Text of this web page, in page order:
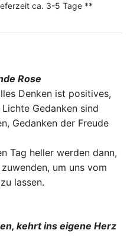
ca. 3-5 Tage **
Rose
Denken ist positives,
Gedanken sind
Gedanken der Freude
Tag heller werden dann,
um uns vom
lassen.
kehrt ins eigene Herz